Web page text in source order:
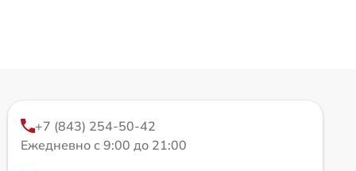
+7 (843) 254-50-42
Ежедневно с 9:00 до 21:00